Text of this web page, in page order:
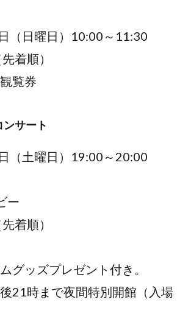
（日曜日）10:00～11:30
着順）
覧券
ンサート
（土曜日）19:00～20:00
ー
着順）
グッズプレゼント付き。
21時まで夜間特別開館（入場